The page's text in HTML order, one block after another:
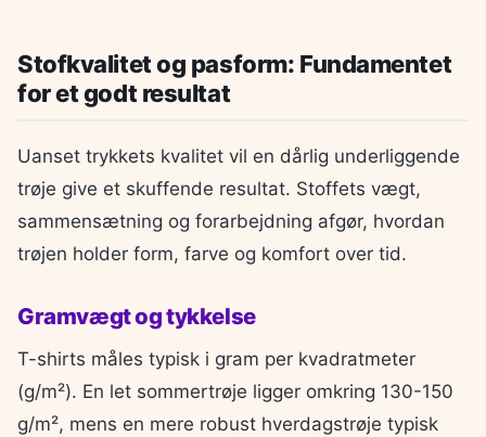
Stofkvalitet og pasform: Fundamentet
for et godt resultat
Uanset trykkets kvalitet vil en dårlig underliggende
trøje give et skuffende resultat. Stoffets vægt,
sammensætning og forarbejdning afgør, hvordan
trøjen holder form, farve og komfort over tid.
Gramvægt og tykkelse
T-shirts måles typisk i gram per kvadratmeter
(g/m²). En let sommertrøje ligger omkring 130-150
g/m², mens en mere robust hverdagstrøje typisk